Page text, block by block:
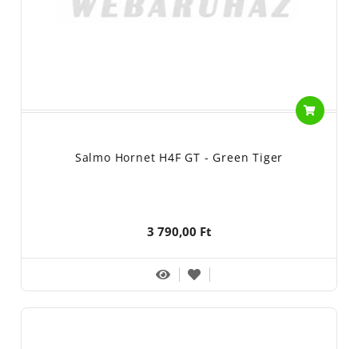
Salmo Hornet H4F GT - Green Tiger
3 790,00 Ft